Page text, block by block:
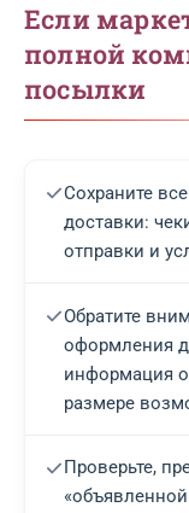
Если
полной
посылки
Сохраните
доставки:
отправки и
Обратите
оформления
информация
размере
Проверьте,